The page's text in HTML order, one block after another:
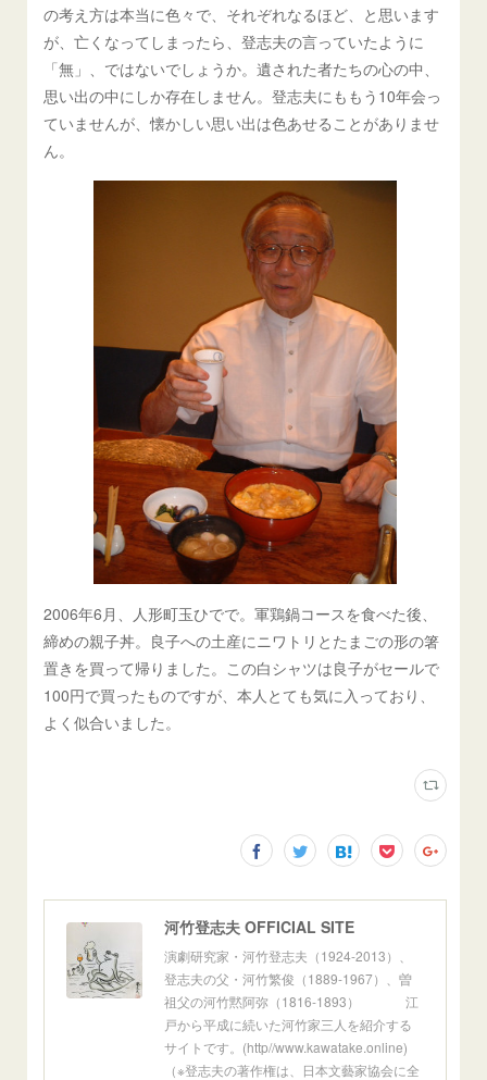
の考え方は本当に色々で、それぞれなるほど、と思います
が、亡くなってしまったら、登志夫の言っていたように
「無」、ではないでしょうか。遺された者たちの心の中、
思い出の中にしか存在しません。登志夫にももう10年会っ
ていませんが、懐かしい思い出は色あせることがありませ
ん。
2006年6月、人形町玉ひでで。軍鶏鍋コースを食べた後、
締めの親子丼。良子への土産にニワトリとたまごの形の箸
置きを買って帰りました。この白シャツは良子がセールで
100円で買ったものですが、本人とても気に入っており、
よく似合いました。
河竹登志夫 OFFICIAL SITE
演劇研究家・河竹登志夫（1924-2013）、
登志夫の父・河竹繁俊（1889-1967）、曽
祖父の河竹黙阿弥（1816-1893） 江
戸から平成に続いた河竹家三人を紹介する
サイトです。(http//www.kawatake.online)
（※登志夫の著作権は、日本文藝家協会に全